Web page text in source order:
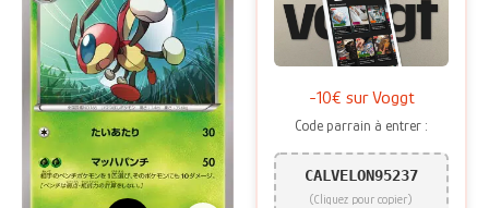
-10€ sur Voggt
Code parrain à entrer :
CALVELON95237
(Cliquez pour copier)